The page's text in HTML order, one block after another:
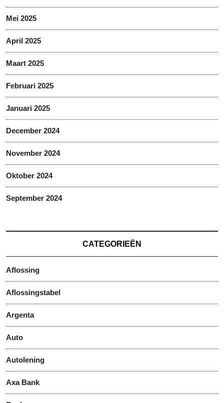
Mei 2025
April 2025
Maart 2025
Februari 2025
Januari 2025
December 2024
November 2024
Oktober 2024
September 2024
CATEGORIEËN
Aflossing
Aflossingstabel
Argenta
Auto
Autolening
Axa Bank